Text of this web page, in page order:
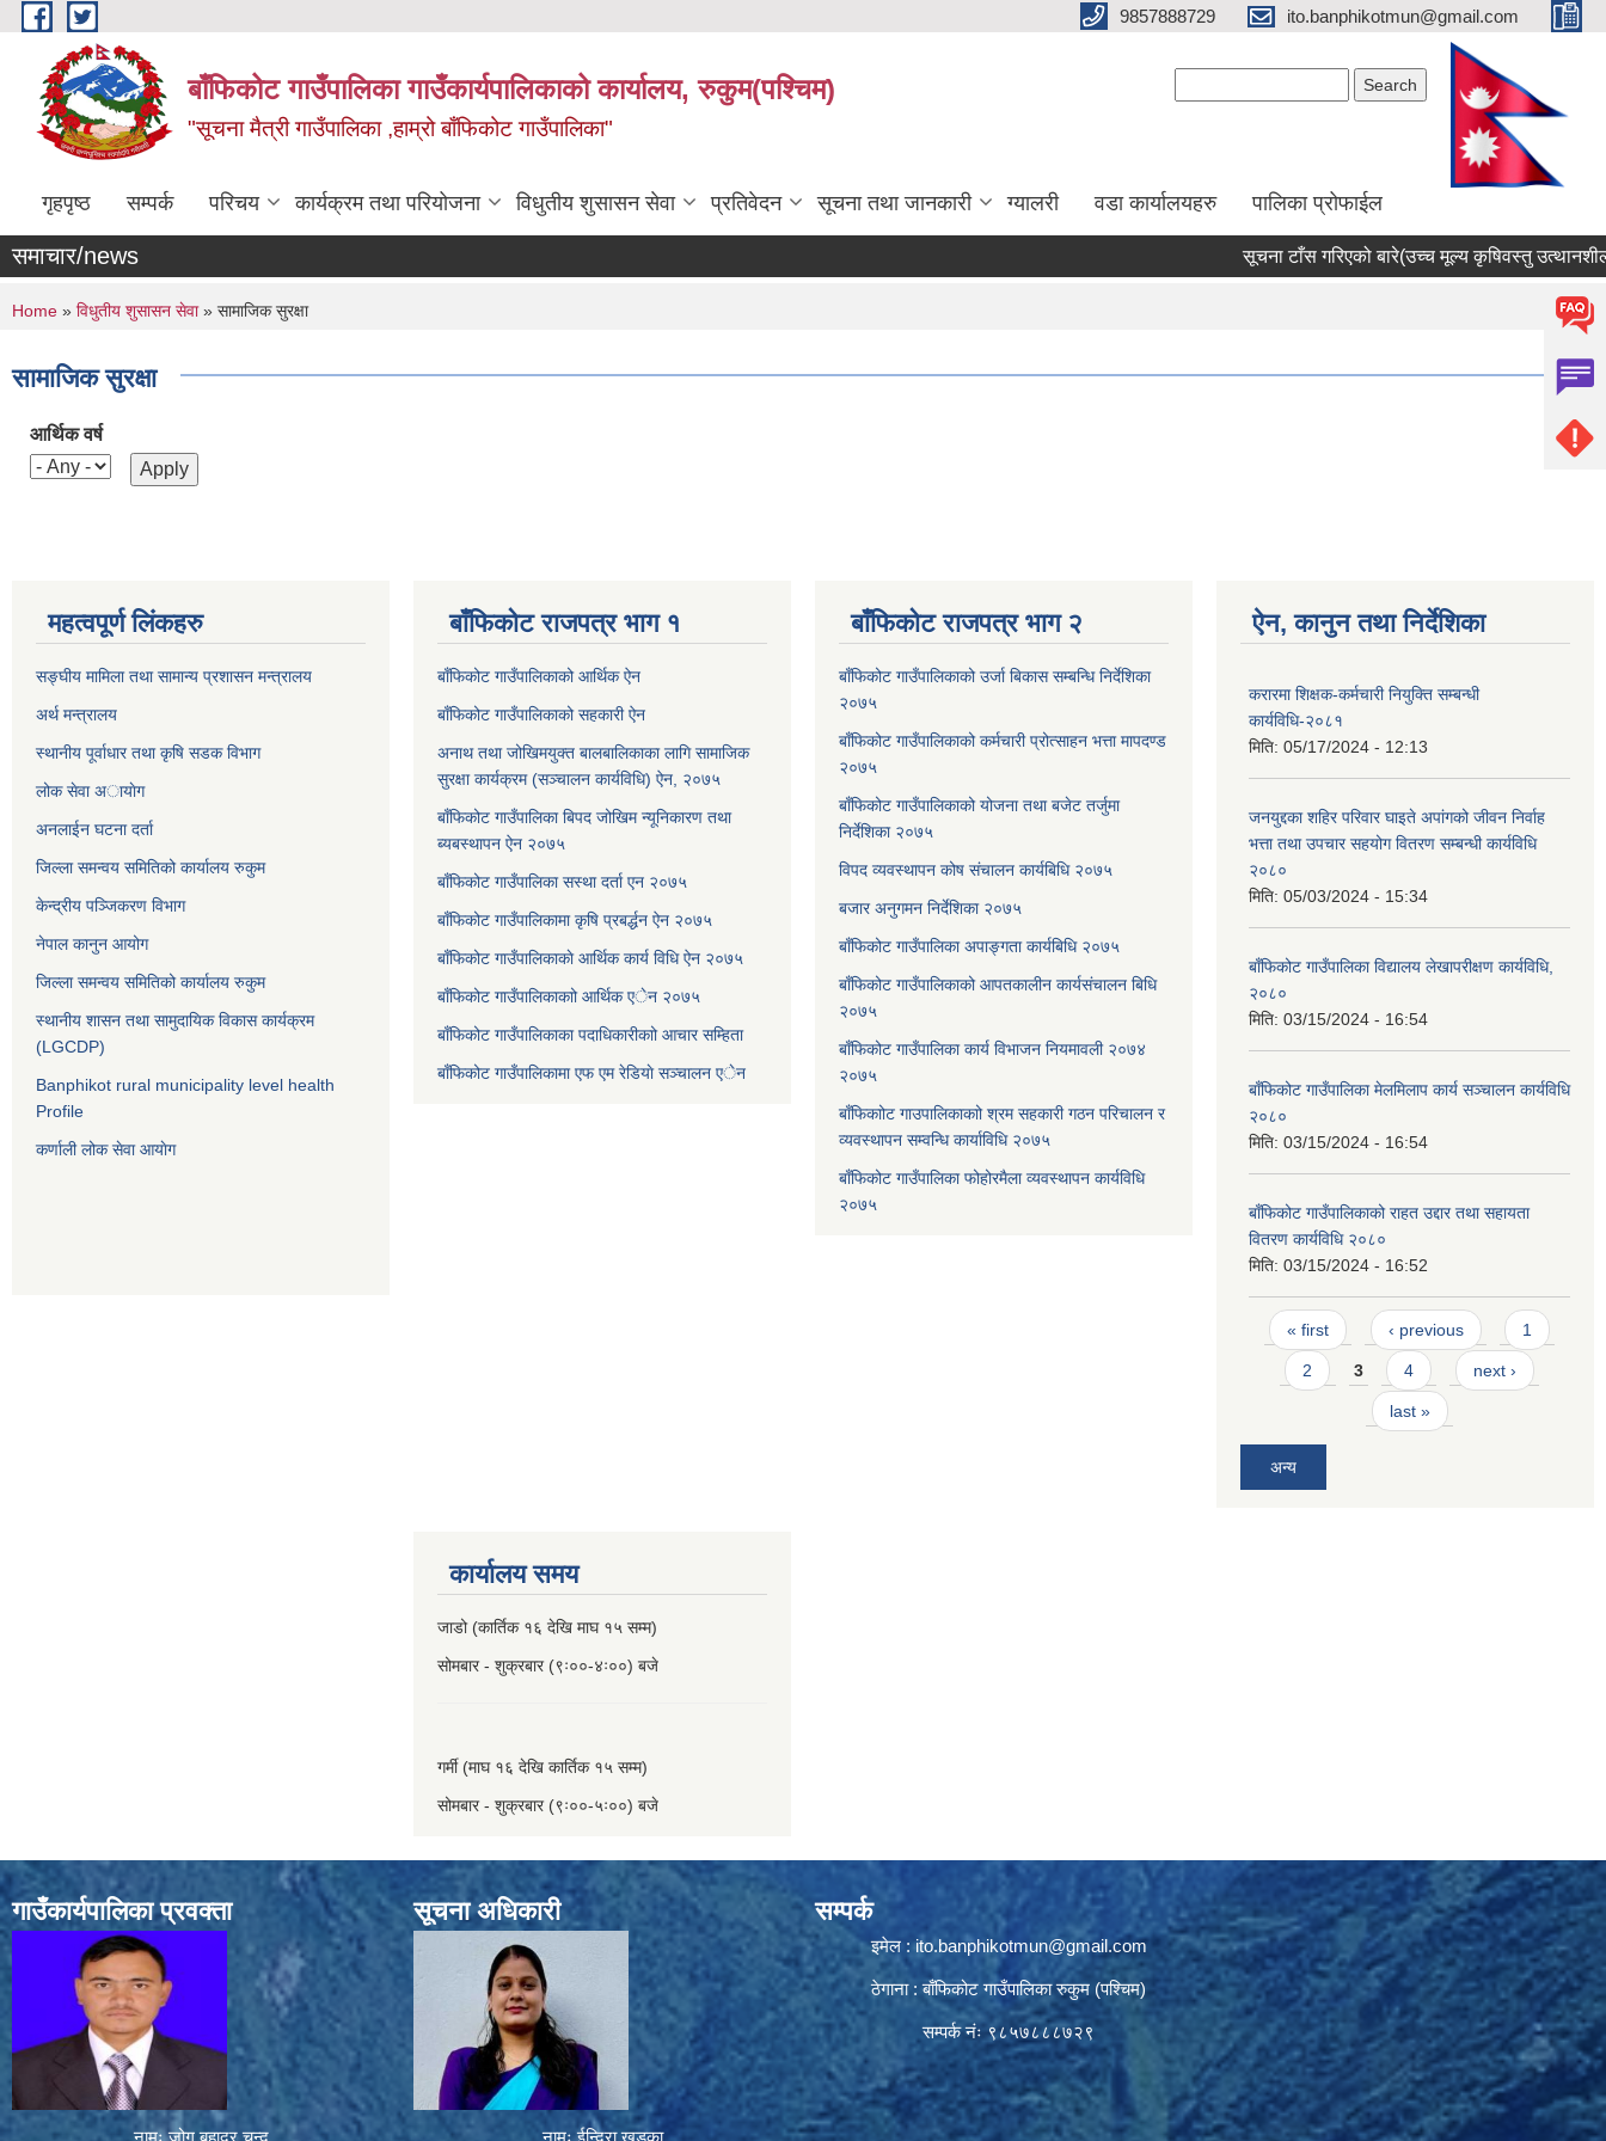
Skip to main content 9857888729 ito.banphikotmun@gmail.com
बाँफिकोट गाउँपालिका गाउँकार्यपालिकाको कार्यालय, रुकुम(पश्चिम)
"सूचना मैत्री गाउँपालिका ,हाम्रो बाँफिकोट गाउँपालिका"
गृहपृष्ठ सम्पर्क परिचय कार्यक्रम तथा परियोजना विधुतीय शुसासन सेवा प्रतिवेदन सूचना तथा जानकारी ग्यालरी वडा कार्यालयहरु पालिका प्रोफाईल
समाचार/news सूचना टाँस गरिएको बारे(उच्च मूल्य कृषिवस्तु उत्थानशील
You are here
Home » विधुतीय शुसासन सेवा» सामाजिक सुरक्षा
सामाजिक सुरक्षा
आर्थिक वर्ष
महत्वपूर्ण लिंकहरु
सङ्घीय मामिला तथा सामान्य प्रशासन मन्त्रालय
अर्थ मन्त्रालय
स्थानीय पूर्वाधार तथा कृषि सडक विभाग
लोक सेवा अायाेग
अनलाईन घटना दर्ता
जिल्ला समन्वय समितिको कार्यालय रुकुम
केन्द्रीय पञ्जिकरण विभाग
नेपाल कानुन आयोग
जिल्ला समन्वय समितिको कार्यालय रुकुम
स्थानीय शासन तथा सामुदायिक विकास कार्यक्रम
(LGCDP)
Banphikot rural municipality level health
Profile
कर्णाली लोक सेवा आयाेग
बाँफिकोट राजपत्र भाग १
बाँफिकोट गाउँपालिकाको आर्थिक ऐन
बाँफिकोट गाउँपालिकाको सहकारी ऐन
अनाथ तथा जोखिमयुक्त बालबालिकाका लागि सामाजिक
सुरक्षा कार्यक्रम (सञ्चालन कार्यविधि) ऐन, २०७५
बाँफिकोट गाउँपालिका बिपद जोखिम न्यूनिकारण तथा
ब्यबस्थापन ऐन २०७५
बाँफिकोट गाउँपालिका सस्था दर्ता एन २०७५
बाँफिकोट गाउँपालिकामा कृषि प्रबर्द्धन ऐन २०७५
बाँफिकोट गाउँपालिकाकाे आर्थिक कार्य विधि ऐन २०७५
बाँफिकोट गाउँपालिकाकाो आर्थिक एेन २०७५
बाँफिकोट गाउँपालिकाका पदाधिकारीकाो आचार सम्हिता
बाँफिकोट गाउँपालिकामा एफ एम रेडियाे सञ्चालन एेन
बाँफिकोट राजपत्र भाग २
बाँफिकोट गाउँपालिकाको उर्जा बिकास सम्बन्धि निर्देशिका
२०७५
बाँफिकोट गाउँपालिकाको कर्मचारी प्रोत्साहन भत्ता मापदण्ड
२०७५
बाँफिकोट गाउँपालिकाको योजना तथा बजेट तर्जुमा
निर्देशिका २०७५
विपद व्यवस्थापन कोष संचालन कार्यबिधि २०७५
बजार अनुगमन निर्देशिका २०७५
बाँफिकोट गाउँपालिका अपाङ्गता कार्यबिधि २०७५
बाँफिकोट गाउँपालिकाको आपतकालीन कार्यसंचालन बिधि
२०७५
बाँफिकोट गाउँपालिका कार्य विभाजन नियमावली २०७४
२०७५
बाँफिकाोट गाउपालिकाकाो श्रम सहकारी गठन परिचालन र
व्यवस्थापन सम्वन्धि कार्याविधि २०७५
बाँफिकोट गाउँपालिका फोहोरमैला व्यवस्थापन कार्यविधि
२०७५
ऐन, कानुन तथा निर्देशिका
करारमा शिक्षक-कर्मचारी नियुक्ति सम्बन्धी
कार्यविधि-२०८१
मिति: 05/17/2024 - 12:13
जनयुद्दका शहिर परिवार घाइते अपांगको जीवन निर्वाह
भत्ता तथा उपचार सहयोग वितरण सम्बन्धी कार्यविधि
२०८०
मिति: 05/03/2024 - 15:34
बाँफिकोट गाउँपालिका विद्यालय लेखापरीक्षण कार्यविधि,
२०८०
मिति: 03/15/2024 - 16:54
बाँफिकोट गाउँपालिका मेलमिलाप कार्य सञ्चालन कार्यविधि
२०८०
मिति: 03/15/2024 - 16:54
बाँफिकोट गाउँपालिकाको राहत उद्दार तथा सहायता
वितरण कार्यविधि २०८०
मिति: 03/15/2024 - 16:52
Pages
« first ‹ previous 1
2 3 4 next ›
last »
अन्य
कार्यालय समय
जाडो (कार्तिक १६ देखि माघ १५ सम्म)
सोमबार - शुक्रबार (९ः००-४ः००) बजे
गर्मी (माघ १६ देखि कार्तिक १५ सम्म)
सोमबार - शुक्रबार (९ः००-५ः००) बजे
गाउँकार्यपालिका प्रवक्ता
नामः जोग बहादुर चन्द
सूचना अधिकारी
नामः ईन्दिरा खड्का
सम्पर्क
इमेल :ito.banphikotmun@gmail.com
ठेगाना : बाँफिकोट गाउँपालिका रुकुम (पश्चिम)
सम्पर्क नंः ९८५७८८८७२९